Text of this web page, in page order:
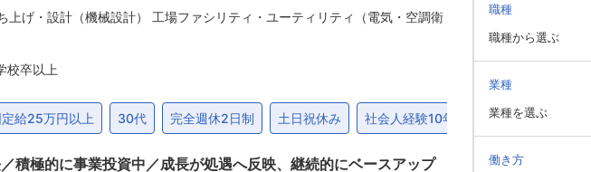
上げ・設計（機械設計） 工場ファシリティ・ユーティリティ（電気・空調衛
校卒以上
定給25万円以上 30代 完全週休2日制 土日祝休み 社会人経験10年以上歓迎 締切間近
積極的に事業投資中／成長が処遇へ反映、継続的にベースアップ
職種
職種から選ぶ
業種
業種を選ぶ
働き方